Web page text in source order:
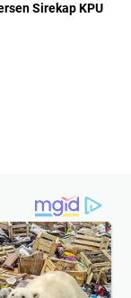
Sirekap KPU